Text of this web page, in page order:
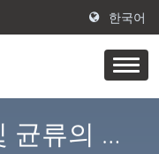
한국어
균류의 성